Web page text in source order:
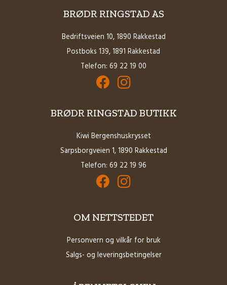
BRØDR RINGSTAD AS
Bedriftsveien 10, 1890 Rakkestad
Postboks 139, 1891 Rakkestad
Telefon: 69 22 19 00
BRØDR RINGSTAD BUTIKK
Kiwi Bergenshuskrysset
Sarpsborgveien 1, 1890 Rakkestad
Telefon: 69 22 19 96
OM NETTSTEDET
Personvern og vilkår for bruk
Salgs- og leveringsbetingelser